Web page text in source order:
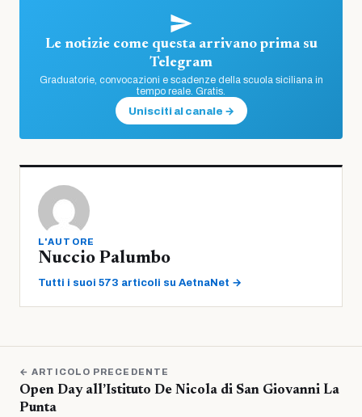
Le notizie come questa arrivano prima su
Telegram
Graduatorie, convocazioni e scadenze della scuola siciliana in
tempo reale. Gratis.
Unisciti al canale →
L'AUTORE
Nuccio Palumbo
Tutti i suoi 573 articoli su AetnaNet →
← ARTICOLO PRECEDENTE
Open Day all’Istituto De Nicola di San Giovanni La
Punta